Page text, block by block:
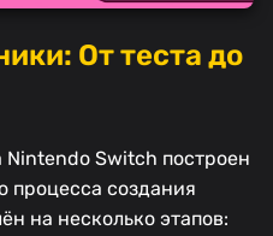
От теста до
Nintendo Switch построен
процесса создания
на несколько этапов: